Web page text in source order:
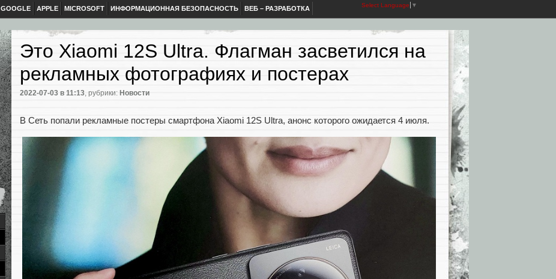
GOOGLE APPLE MICROSOFT ИНФОРМАЦИОННАЯ БЕЗОПАСНОСТЬ ВЕБ – РАЗРАБОТКА Select Language ▼
Это Xiaomi 12S Ultra. Флагман засветился на
рекламных фотографиях и постерах
2022-07-03 в 11:13, рубрики: Новости
В Сеть попали рекламные постеры смартфона Xiaomi 12S Ultra, анонс которого ожидается 4 июля.